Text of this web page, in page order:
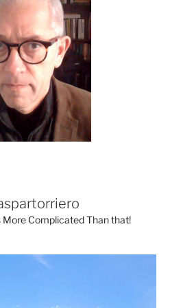
More Complicated Than that!